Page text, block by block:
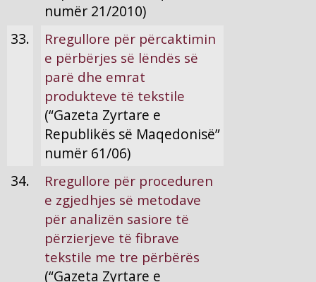
numër 21/2010)
33.
Rregullore për përcaktimin
e përbërjes së lëndës së
parë dhe emrat
produkteve të tekstile
(“Gazeta Zyrtare e
Republikës së Maqedonisë”
numër 61/06)
34.
Rregullore për proceduren
e zgjedhjes së metodave
për analizën sasiore të
përzierjeve të fibrave
tekstile me tre përbërës
(“Gazeta Zyrtare e